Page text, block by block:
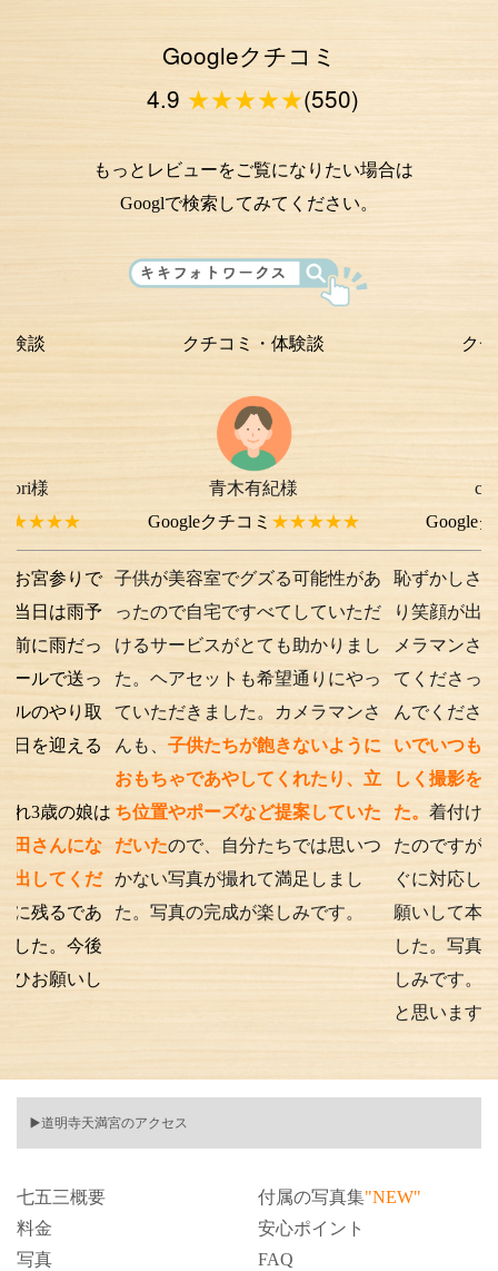
Googleクチコミ
4.9 ★★★★★(550)
もっとレビューをご覧になりたい場合は
Googlで検索してみてください。
で
予
っ
っ
取
る
娘は
な
だ
あ
後
し
クチコミ・体験談
青木有紀様
Googleクチコミ★★★★★
子供が美容室でグズる可能性があ
ったので自宅ですべてしていただ
けるサービスがとても助かりまし
た。ヘアセットも希望通りにやっ
ていただきました。カメラマンさ
んも、子供たちが飽きないように
おもちゃであやしてくれたり、立
ち位置やポーズなど提案していた
だいたので、自分たちでは思いつ
かない写真が撮れて満足しまし
た。写真の完成が楽しみです。
クチコミ・
様
Googleクチコミ
恥ずかしさから最初
り笑顔が出ない子供
メラマンさんが根気
てくださったり落ち
んでくださったり、
いでいつもの笑顔が
しく撮影を行うこと
た。着付けとアテン
たのですが、撮影時
ぐに対応してくださ
願いして本当に良か
した。写真の仕上が
しみです。また次も
と思います。
▶️道明寺天満宮のアクセス
七五三概要
料金
写真
付属の写真集"NEW"
安心ポイント
FAQ